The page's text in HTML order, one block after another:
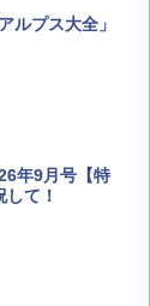
ルプス大全」
年9月号【特
て！